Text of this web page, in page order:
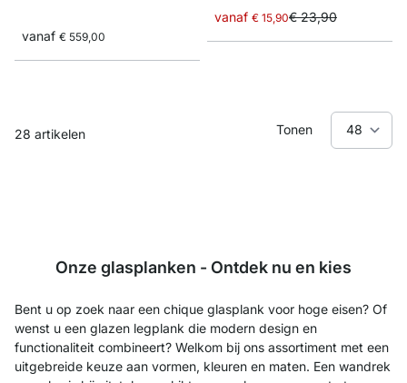
vanaf € 559,00
vanaf € 15,90€ 23,90
28 artikelen Tonen
Onze glasplanken - Ontdek nu en kies
Bent u op zoek naar een chique glasplank voor hoge eisen? Of
wenst u een glazen legplank die modern design en
functionaliteit combineert? Welkom bij ons assortiment met een
uitgebreide keuze aan vormen, kleuren en maten. Een wandrek